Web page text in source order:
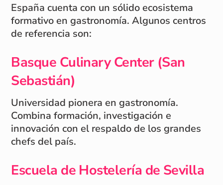
España cuenta con un sólido ecosistema
formativo en gastronomía. Algunos centros
de referencia son:
Basque Culinary Center (San
Sebastián)
Universidad pionera en gastronomía.
Combina formación, investigación e
innovación con el respaldo de los grandes
chefs del país.
Escuela de Hostelería de Sevilla